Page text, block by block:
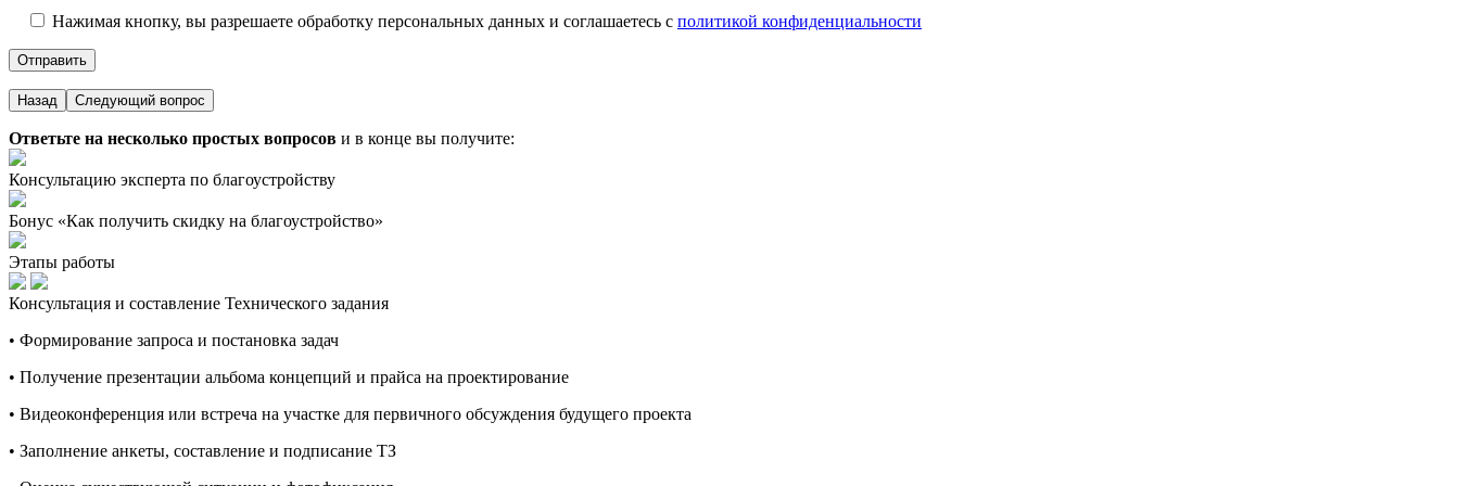
Нажимая кнопку, вы разрешаете обработку персональных данных и соглашаетесь с политикой конфиденциальности
Назад Следующий вопрос
Ответьте на несколько простых вопросов и в конце вы получите:
Консультацию эксперта по благоустройству
Бонус «Как получить скидку на благоустройство»
Этапы работы
Консультация и составление Технического задания
• Формирование запроса и постановка задач
• Получение презентации альбома концепций и прайса на проектирование
• Видеоконференция или встреча на участке для первичного обсуждения будущего проекта
• Заполнение анкеты, составление и подписание ТЗ